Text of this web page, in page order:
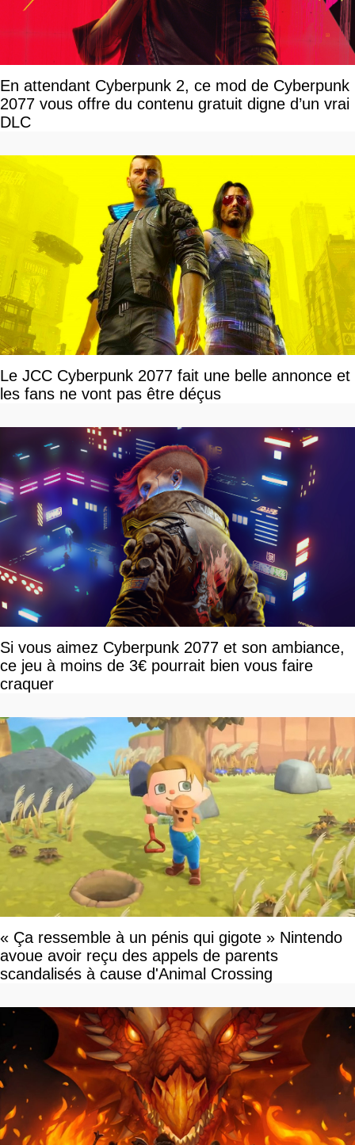
En attendant Cyberpunk 2, ce mod de Cyberpunk
2077 vous offre du contenu gratuit digne d’un vrai
DLC
Le JCC Cyberpunk 2077 fait une belle annonce et
les fans ne vont pas être déçus
Si vous aimez Cyberpunk 2077 et son ambiance,
ce jeu à moins de 3€ pourrait bien vous faire
craquer
« Ça ressemble à un pénis qui gigote » Nintendo
avoue avoir reçu des appels de parents
scandalisés à cause d'Animal Crossing